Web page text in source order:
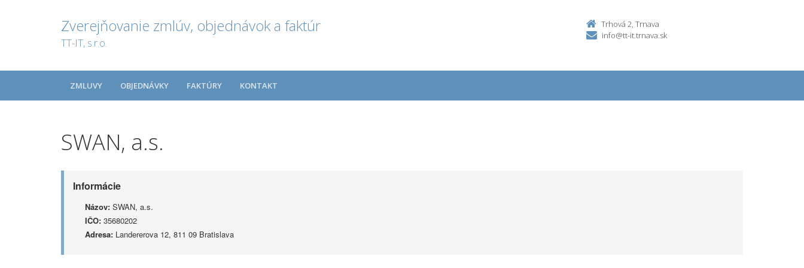
Zverejňovanie zmlúv, objednávok a faktúr
TT-IT, s.r.o.
Trhová 2, Trnava
info@tt-it.trnava.sk
ZMLUVY OBJEDNÁVKY FAKTÚRY KONTAKT
SWAN, a.s.
Informácie
Názov: SWAN, a.s.
IČO: 35680202
Adresa: Landererova 12, 811 09 Bratislava